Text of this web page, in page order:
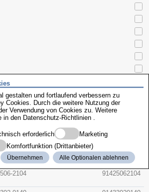
Nr. Beschreibung Artikel-Nr.
54-99593
H
91415499593
H
506-2104 91425062104
gestalten und fortlaufend verbessern zu
Cookies. Durch die weitere Nutzung der
Verwendung von Cookies zu. Weitere
in den Datenschutz-Richtlinien
erforderlich
Marketing
Komfortfunktion (Drittanbieter)
Übernehmen Alle Optionalen ablehnen